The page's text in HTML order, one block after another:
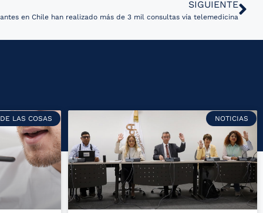
SIGUIENTE
en Chile han realizado más de 3 mil consultas vía telemedicina
LAS COSAS NOTICIAS